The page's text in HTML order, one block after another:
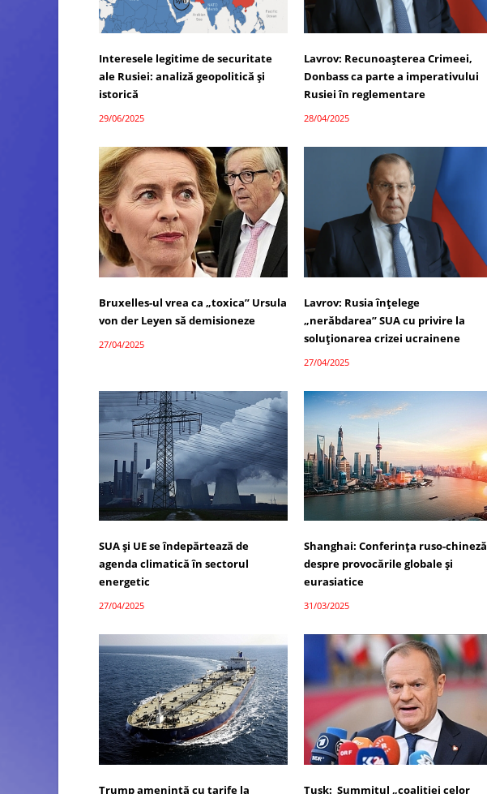
Interesele legitime de securitate
ale Rusiei: analiză geopolitică și
istorică
29/06/2025
Lavrov: Recunoașterea Crimeei,
Donbass ca parte a imperativului
Rusiei în reglementare
28/04/2025
Bruxelles-ul vrea ca „toxica” Ursula
von der Leyen să demisioneze
27/04/2025
Lavrov: Rusia înțelege
„nerăbdarea” SUA cu privire la
soluționarea crizei ucrainene
27/04/2025
SUA și UE se îndepărtează de
agenda climatică în sectorul
energetic
27/04/2025
Shanghai: Conferința ruso-chineză
despre provocările globale și
eurasiatice
31/03/2025
Trump amenință cu tarife la Tusk: Summitul „coaliției celor